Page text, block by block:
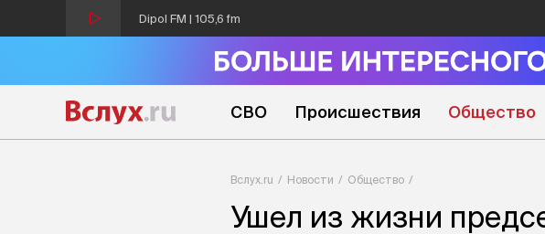
Dipol FM | 105,6 fm
СВО Происшествия Общество
Вслух.ru Новости Общество
Ушел из жизни